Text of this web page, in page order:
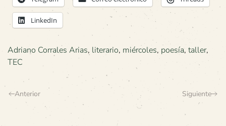
LinkedIn
Adriano Corrales Arias, literario, miércoles, poesía, taller,
TEC
Anterior Siguiente